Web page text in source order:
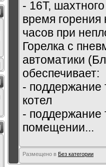
- 16Т,
время
часов при
Горелка с
автоматики
обеспечивает:
- поддержание
котел
- поддержание
помещении...
Размещено в Без категории